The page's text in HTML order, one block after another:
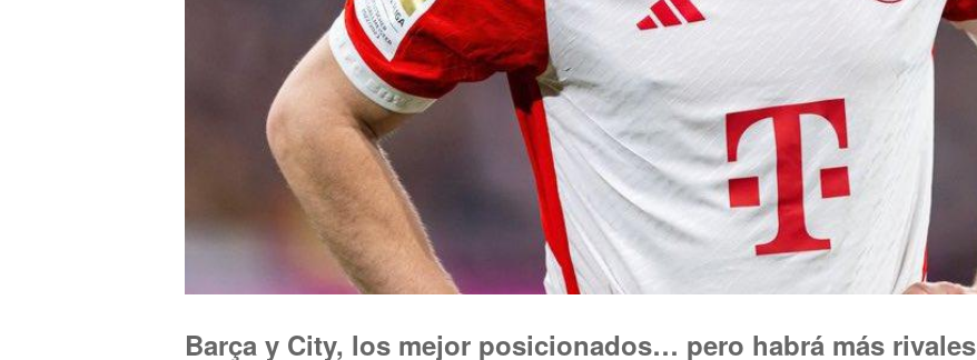
Barça y City, los mejor posicionados… pero habrá más rivales